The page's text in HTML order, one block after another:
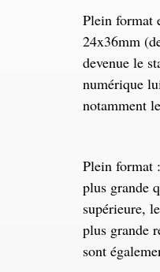
Plein format
24x36mm
devenue le
numérique
notamment
Plein format
plus grande
supérieure,
plus grande
sont